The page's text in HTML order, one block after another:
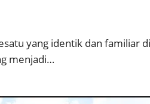
yang identik dan familiar
menjadi…